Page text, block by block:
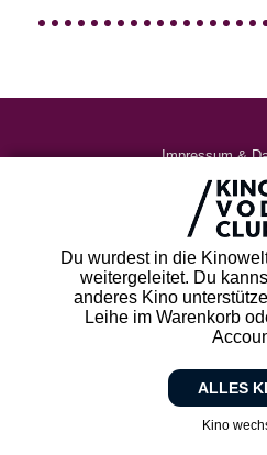
Du wurdest in die
weitergeleitet. Du
anderes Kino
Leihe im Warenkorb
ALLES
Kino
Impressum &
AGB
FAQ
Partner